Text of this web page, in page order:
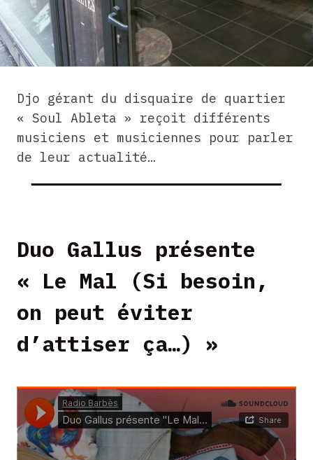
Djo gérant du disquaire de quartier
« Soul Ableta » reçoit différents
musiciens et musiciennes pour parler
de leur actualité…
Duo Gallus présente
« Le Mal (Si besoin,
on peut éviter
d’attiser ça…) »